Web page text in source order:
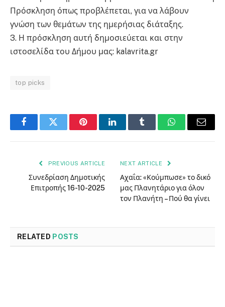
Πρόσκληση όπως προβλέπεται, για να λάβουν
γνώση των θεμάτων της ημερήσιας διάταξης.
3. Η πρόσκληση αυτή δημοσιεύεται και στην
ιστοσελίδα του Δήμου μας: kalavrita.gr
top picks
FacebookTwitter PinterestLinkedInTumblr WhatsAppEmail
PREVIOUS ARTICLE
Συνεδρίαση Δημοτικής
Επιτροπής 16-10-2025
NEXT ARTICLE
Αχαΐα: «Κούμπωσε» το δικό
μας Πλανητάριο για όλον
τον Πλανήτη – Πού θα γίνει
RELATED POSTS